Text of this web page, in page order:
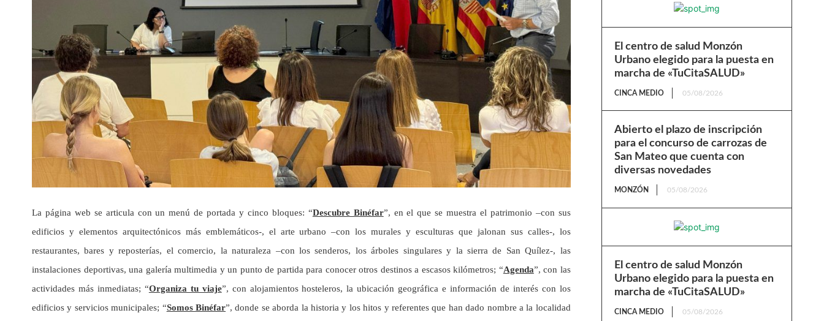
La página web se articula con un menú de portada y cinco bloques: “Descubre Binéfar”, en el que se muestra el patrimonio –con sus
edificios y elementos arquitectónicos más emblemáticos-, el arte urbano –con los murales y esculturas que jalonan sus calles-, los
restaurantes, bares y reposterías, el comercio, la naturaleza –con los senderos, los árboles singulares y la sierra de San Quílez-, las
instalaciones deportivas, una galería multimedia y un punto de partida para conocer otros destinos a escasos kilómetros; “Agenda”, con las
actividades más inmediatas; “Organiza tu viaje”, con alojamientos hosteleros, la ubicación geográfica e información de interés con los
edificios y servicios municipales; “Somos Binéfar”, donde se aborda la historia y los hitos y referentes que han dado nombre a la localidad
El centro de salud Monzón
Urbano elegido para la puesta en
marcha de «TuCitaSALUD»
CINCA MEDIO 05/08/2026
Abierto el plazo de inscripción
para el concurso de carrozas de
San Mateo que cuenta con
diversas novedades
MONZÓN 05/08/2026
El centro de salud Monzón
Urbano elegido para la puesta en
marcha de «TuCitaSALUD»
CINCA MEDIO 05/08/2026